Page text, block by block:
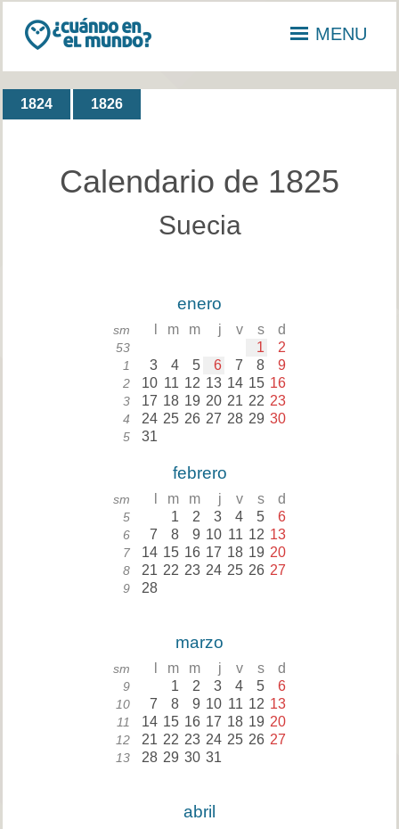
MENU
1824 1826
Calendario de 1825
Suecia
enero
sm m m j v s d
53 1 2
1 3 4 5 6 7 8 9
2 10 11 12 13 14 15 16
3 17 18 19 20 21 22 23
4 24 25 26 27 28 29 30
5 31
febrero
sm m m j v s d
5 1 2 3 4 5 6
6 7 8 9 10 11 12 13
7 14 15 16 17 18 19 20
8 21 22 23 24 25 26 27
9 28
marzo
sm m m j v s d
9 1 2 3 4 5 6
10 7 8 9 10 11 12 13
11 14 15 16 17 18 19 20
12 21 22 23 24 25 26 27
13 28 29 30 31
abril